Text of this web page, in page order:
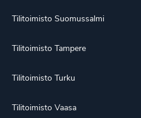
Tilitoimisto Suomussalmi
Tilitoimisto Tampere
Tilitoimisto Turku
Tilitoimisto Vaasa